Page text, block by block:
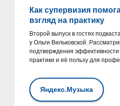
Как супервизия
взгляд на практику
Второй выпуск в гостях
у Ольги Вильковской.
подтверждения эффективности
практики и её пользу для
Яндекс.Музыка